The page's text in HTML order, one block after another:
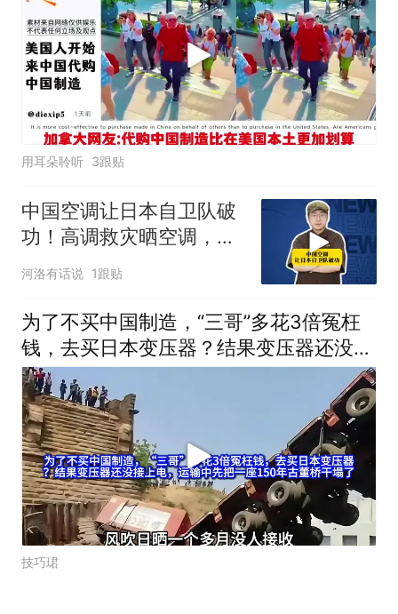
用耳朵聆听 3跟贴
中国空调让日本自卫队破
功！高调救灾晒空调，扒
出是中国制造
河洛有话说 1跟贴
为了不买中国制造，“三哥”多花3倍冤枉
钱，去买日本变压器？结果变压器还没接
上电，运输中先把一座150年古董桥干塌
了
技巧珺